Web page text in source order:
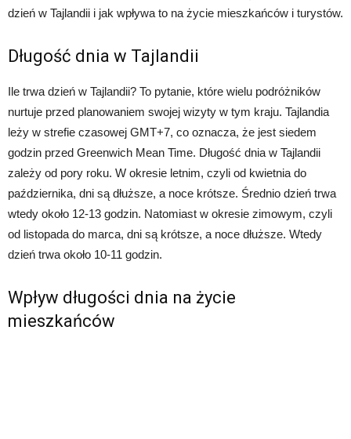
dzień w Tajlandii i jak wpływa to na życie mieszkańców i turystów.
Długość dnia w Tajlandii
Ile trwa dzień w Tajlandii? To pytanie, które wielu podróżników
nurtuje przed planowaniem swojej wizyty w tym kraju. Tajlandia
leży w strefie czasowej GMT+7, co oznacza, że jest siedem
godzin przed Greenwich Mean Time. Długość dnia w Tajlandii
zależy od pory roku. W okresie letnim, czyli od kwietnia do
października, dni są dłuższe, a noce krótsze. Średnio dzień trwa
wtedy około 12-13 godzin. Natomiast w okresie zimowym, czyli
od listopada do marca, dni są krótsze, a noce dłuższe. Wtedy
dzień trwa około 10-11 godzin.
Wpływ długości dnia na życie
mieszkańców